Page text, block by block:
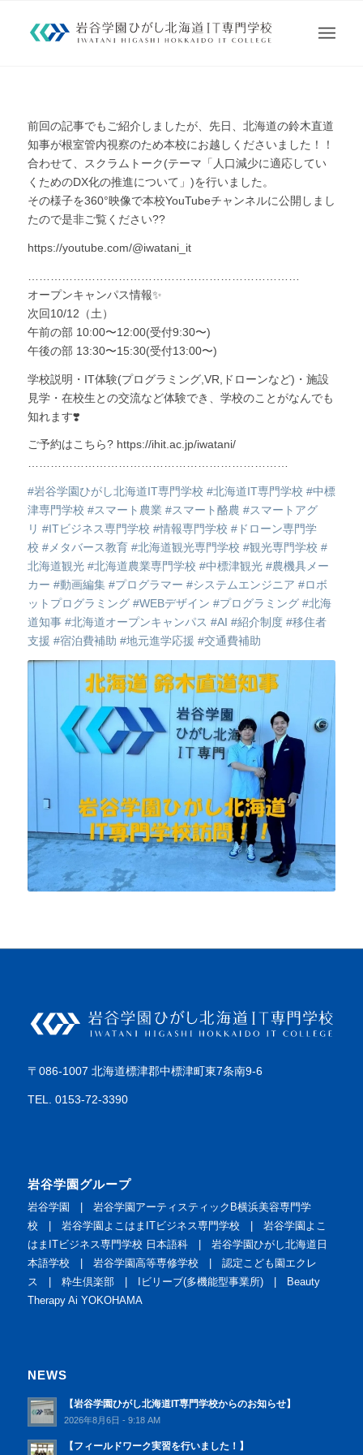
前回の記事でもご紹介しましたが、先日、北海道の鈴木直道
知事が根室管内視察のため本校にお越しくださいました！！
合わせて、スクラムトーク(テーマ「人口減少に適応してい
くためのDX化の推進について」)を行いました。
その様子を360°映像で本校YouTubeチャンネルに公開しまし
たので是非ご覧ください??
https://youtube.com/@iwatani_it
オープンキャンパス情報✨
次回10/12（土）
午前の部 10:00〜12:00(受付9:30〜)
午後の部 13:30〜15:30(受付13:00〜)
学校説明・IT体験(プログラミング,VR,ドローンなど)・施設
見学・在校生との交流など体験でき、学校のことがなんでも
知れます❣️
ご予約はこちら? https://ihit.ac.jp/iwatani/
……………………………………………………………
#岩谷学園ひがし北海道IT専門学校 #北海道IT専門学校 #中標
津専門学校 #スマート農業 #スマート酪農 #スマートアグ
リ #ITビジネス専門学校 #情報専門学校 #ドローン専門学
校 #メタバース教育 #北海道観光専門学校 #観光専門学校 #
北海道観光 #北海道農業専門学校 #中標津観光 #農機具メー
カー #動画編集 #プログラマー #システムエンジニア #ロボ
ットプログラミング #WEBデザイン #プログラミング #北海
道知事 #北海道オープンキャンパス #AI #紹介制度 #移住者
支援 #宿泊費補助 #地元進学応援 #交通費補助
〒086-1007 北海道標津郡中標津町東7条南9-6
TEL. 0153-72-3390
岩谷学園グループ
岩谷学園
岩谷学園アーティスティックB横浜美容専門学
校
岩谷学園よこはまITビジネス専門学校
岩谷学園よこ
はまITビジネス専門学校 日本語科| 岩谷学園ひがし北海道日
本語学校
岩谷学園高等専修学校
認定こども園エクレ
ス
粋生倶楽部| Iビリーブ(多機能型事業所)|
Beauty
Therapy Ai YOKOHAMA
NEWS
【岩谷学園ひがし北海道IT専門学校からのお知らせ】
2026年8月6日 - 9:18 AM
【フィールドワーク実習を行いました！】